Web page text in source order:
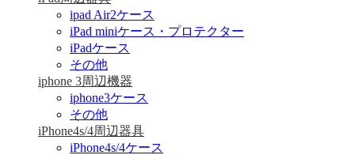
ipad Air2ケース
iPad miniケース・プロテクター
iPadケース
その他
iphone 3周辺機器
iphone3ケース
その他
iPhone4s/4周辺器具
iPhone4s/4ケース